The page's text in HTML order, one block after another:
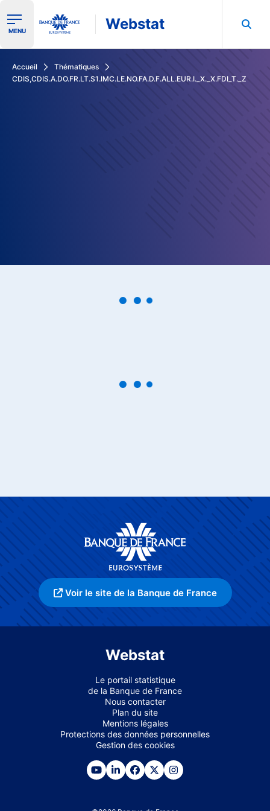
Ouvrir le menu de navigation
MENU Webstat
Accueil
Thématiques
CDIS,CDIS.A.DO.FR.LT.S1.IMC.LE.NO.FA.D.F.ALL.EUR.I._X._X.FDI_T._Z
Voir le site de la Banque de France
Webstat
Le portail statistique
de la Banque de France
Nous contacter
Plan du site
Mentions légales
Protections des données personnelles
Gestion des cookies